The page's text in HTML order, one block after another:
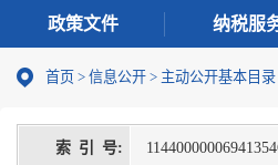
政策文件 纳税服
首页 > 信息公开 > 主动公开基本目录
索 引 号: